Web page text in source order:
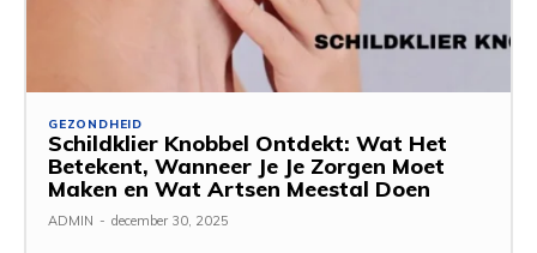
GEZONDHEID
Schildklier Knobbel Ontdekt: Wat Het
Betekent, Wanneer Je Je Zorgen Moet
Maken en Wat Artsen Meestal Doen
ADMIN - december 30, 2025